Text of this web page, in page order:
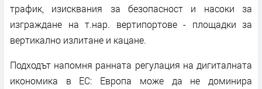
трафик, изисквания за безопасност и насоки за
изграждане на т.нар. вертипортове - площадки за
вертикално излитане и кацане.
Подходът напомня ранната регулация на дигиталната
икономика в ЕС: Европа може да не доминира